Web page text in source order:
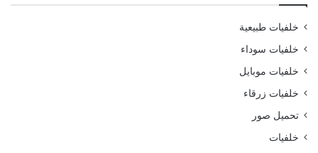
خلفيات طبيعية
خلفيات سوداء
خلفيات موبايل
خلفيات زرقاء
تحميل صور
خلفيات